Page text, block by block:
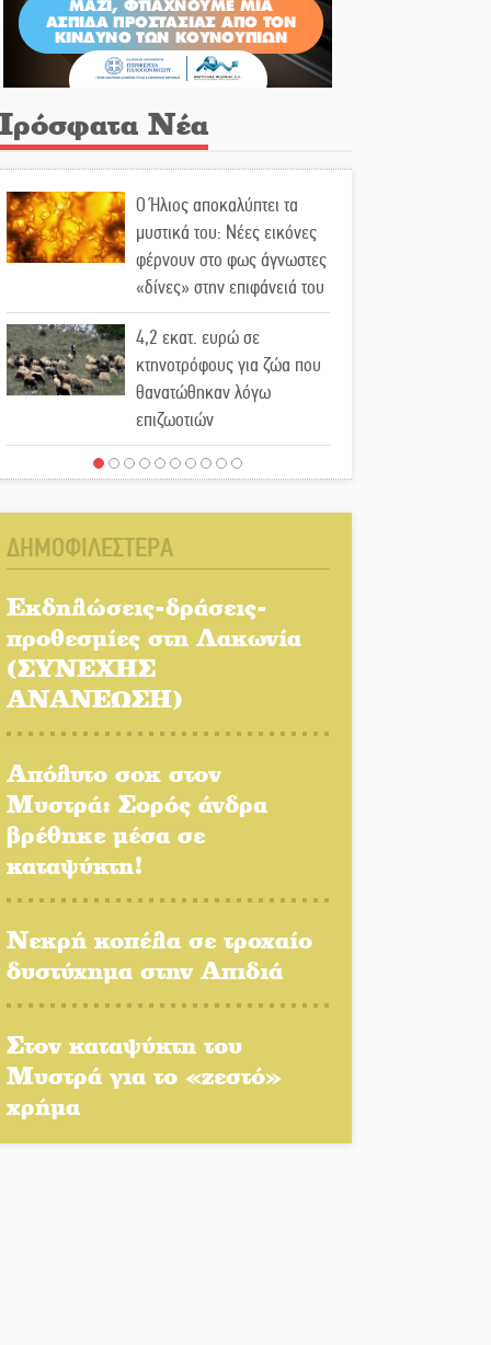
Νέα
Ο Ήλιος αποκαλύπτει τα
μυστικά του: Νέες εικόνες
φέρνουν στο φως άγνωστες
«δίνες» στην επιφάνειά του
4,2 εκατ. ευρώ σε
κτηνοτρόφους για ζώα που
θανατώθηκαν λόγω
επιζωοτιών
Η ψυχολογία της ανατροπής
Ένα «ταξίδι» τέχνης και
Τα Λαγκάδια κρατούν
ζωντανή την τέχνη της
πέτρας
Ελεωνόρας Ζουγανέλη το
Σαϊνοπούλειο
Πλούσιο πολιτιστικό
πρόγραμμα δίνει «χρώμα»
Χασισοφυτεία στην
Παλαιοπαναγιά ξεσκέπασε η
Μπαρόκ μελωδίες κάτω
ΔΗΜΟΦΙΛΕΣΤΕΡΑ
Εκδηλώσεις-δράσεις-
προθεσμίες στη Λακωνία
(ΣΥΝΕΧΗΣ
ΑΝΑΝΕΩΣΗ)
Απόλυτο σοκ στον
Μυστρά: Σορός άνδρα
βρέθηκε μέσα σε
καταψύκτη!
Νεκρή κοπέλα σε τροχαίο
δυστύχημα στην Απιδιά
Στον καταψύκτη του
Μυστρά για το «ζεστό»
χρήμα